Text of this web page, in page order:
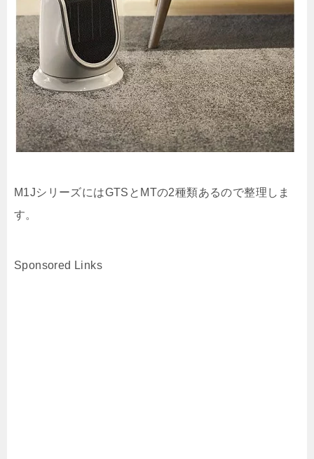
M1JシリーズにはGTSとMTの2種類あるので整理しま
す。
Sponsored Links